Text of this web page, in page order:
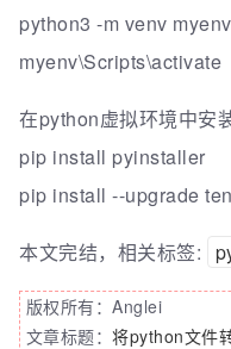
python3 -m venv myenv
myenv\Scripts\activate
在python虚拟环境中安
pip install pyinstaller
pip install --upgrade
本文完结，相关标签:
版权所有：Anglei
文章标题： 将python文件